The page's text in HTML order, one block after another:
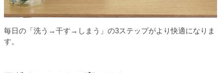
毎日の「洗う→干す→しまう」の3ステップがより快適になりま
す。